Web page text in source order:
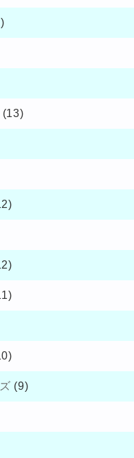
(13)
(9)